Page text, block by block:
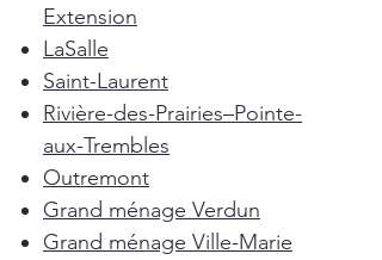
Extension
LaSalle
Saint-Laurent
Rivière-des-Prairies–Pointe-
aux-Trembles
Outremont
Grand ménage Verdun
Grand ménage Ville-Marie